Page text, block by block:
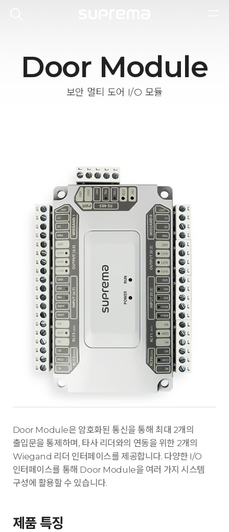
Door Module
보안 멀티 도어 I/O 모듈
Door Module은 암호화된 통신을 통해 최대 2개의
출입문을 통제하며, 타사 리더와의 연동을 위한 2개의
Wiegand 리더 인터페이스를 제공합니다. 다양한 I/O
인터페이스를 통해 Door Module을 여러 가지 시스템
구성에 활용할 수 있습니다.
제품 특징